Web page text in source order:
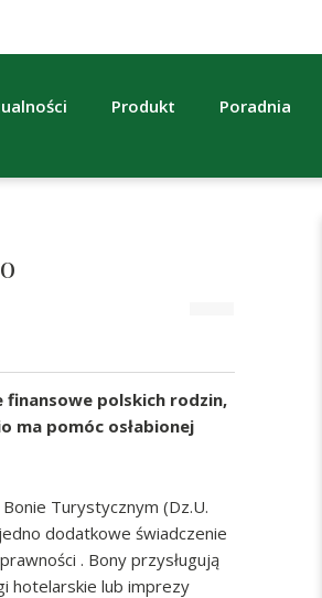
Produkt Poradnia
finansowe polskich rodzin,
ma pomóc osłabionej
Turystycznym (Dz.U.
dodatkowe świadczenie
. Bony przysługują
hotelarskie lub imprezy